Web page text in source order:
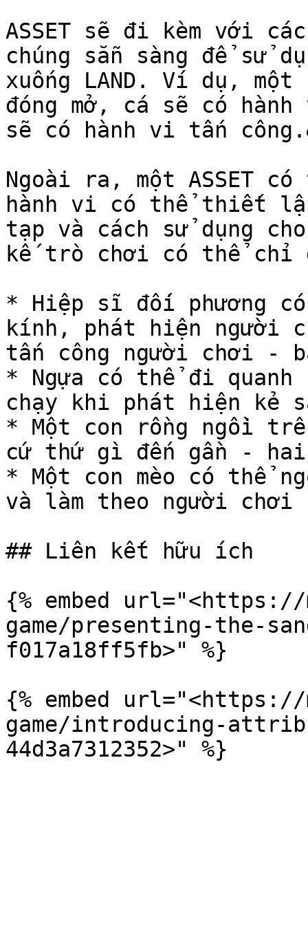
ASSET sẽ đi kèm với
chúng sẵn sàng để sử
xuống LAND. Ví dụ,
đóng mở, cá sẽ có
sẽ có hành vi tấn
Ngoài ra, một ASSET
hành vi có thể thiết
tạp và cách sử dụng
kế trò chơi có thể chỉ
* Hiệp sĩ đối phương
kính, phát hiện người
tấn công người chơi -
* Ngựa có thể đi
chạy khi phát hiện kẻ
* Một con rồng ngồi
cứ thứ gì đến gần -
* Một con mèo có thể
và làm theo người
## Liên kết hữu ích
{% embed url="<https://
game/presenting-the-
f017a18ff5fb>" %}
{% embed url="<https://
game/introducing-